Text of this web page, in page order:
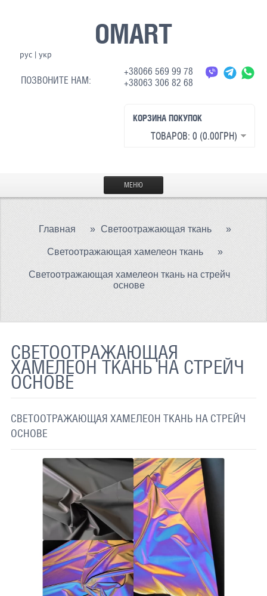
OMART
рус| укр
ПОЗВОНИТЕ НАМ:
+38066 569 99 78
+38063 306 82 68
КОРЗИНА ПОКУПОК
ТОВАРОВ: 0 (0.00ГРН)
МЕНЮ
МАТЕРИАЛЫ
СВЕТООТРАЖАЮЩАЯ ТКАНЬ
ТЕРМОХРОМНАЯ ТКАНЬ
СВЕТООТРАЖАЮЩИЕ ДОРОЖНЫЕ ЗНАКИ
СВЯЗАТЬСЯ С НАМИ
Главная » Светоотражающая ткань »
Светоотражающая хамелеон ткань »
Светоотражающая хамелеон ткань на стрейч
основе
СВЕТООТРАЖАЮЩАЯ
ХАМЕЛЕОН ТКАНЬ НА СТРЕЙЧ
ОСНОВЕ
СВЕТООТРАЖАЮЩАЯ ХАМЕЛЕОН ТКАНЬ НА СТРЕЙЧ
ОСНОВЕ